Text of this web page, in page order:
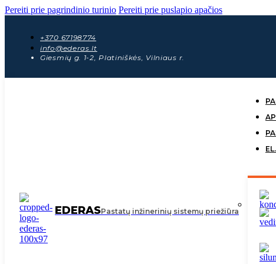
Pereiti prie pagrindinio turinio Pereiti prie puslapio apačios
+370 67198774
info@ederas.lt
Giesmių g. 1-2, Platiniškės, Vilniaus r.
EDERASPastatų inžinerinių sistemų priežiūra